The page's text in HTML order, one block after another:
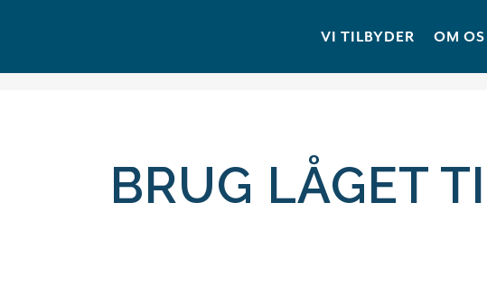
VI TILBYDER OM OS
BRUG LÅGET